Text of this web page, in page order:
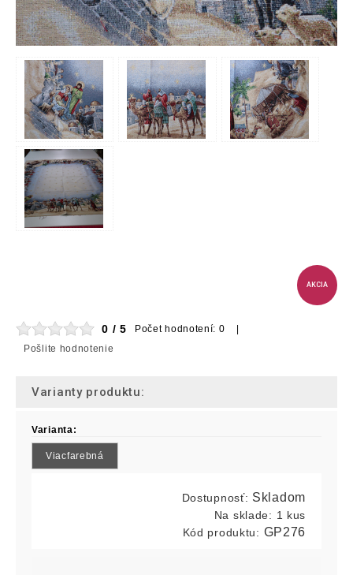
AKCIA
0 / 5
Počet hodnotení: 0 |
Pošlite hodnotenie
Varianty produktu:
Varianta:
Viacfarebná
Dostupnosť: Skladom
Na sklade: 1 kus
Kód produktu: GP276